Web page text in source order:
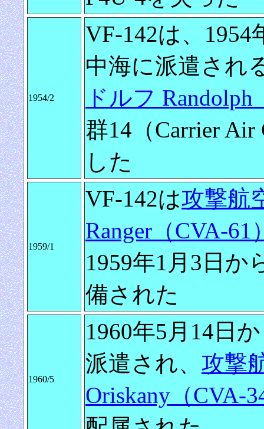
1954/2
VF-142は、1954
中海に派遣され
ドルフ
群14（Carrier
した
1959/1
VF-142は攻撃航
Ranger（CVA-61
1959年1月3日か
備された
1960/5
1960年5月14日
派遣され、 攻撃
Oriskany（CVA-